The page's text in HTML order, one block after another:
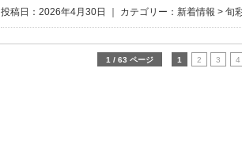
投稿日：2026年4月30日 ｜ カテゴリー： 新着情報 > 旬
1 / 63 ページ 1 2 3 4